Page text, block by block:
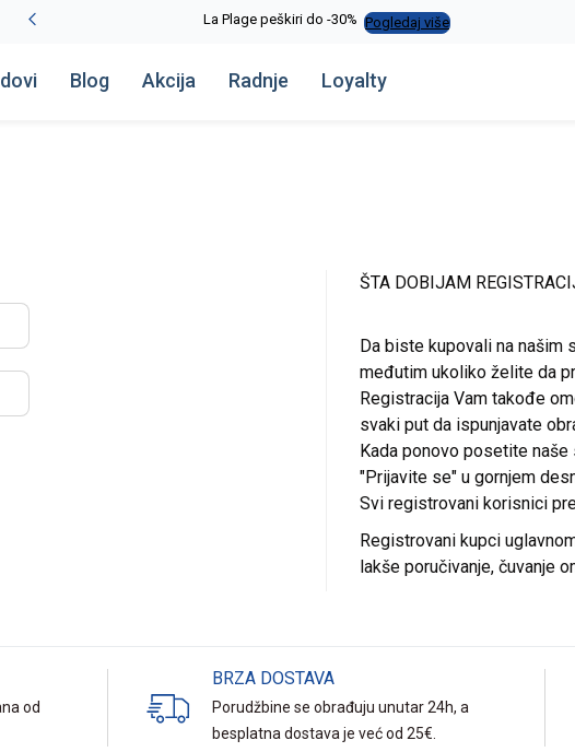
La Plage peškiri do -30% Pogledaj više
Blog Akcija Radnje Loyalty
ŠTA DOBIJAM
Da biste kupovali na našim
međutim ukoliko želite da
Registracija Vam takođe
svaki put da ispunjavate
Kada ponovo posetite
"Prijavite se" u gornjem
Svi registrovani korisnici
Registrovani kupci
lakše poručivanje, čuvanje
od
BRZA DOSTAVA
Porudžbine se obrađuju unutar 24h, a
besplatna dostava je već od 25€.